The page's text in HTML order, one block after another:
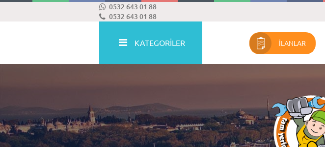
0532 643 01 88
0532 643 01 88
KATEGORİLER İLANLAR